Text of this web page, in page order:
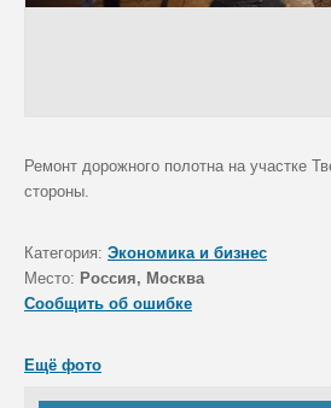
Ремонт дорожного полотна на участке
стороны.
Категория: Экономика и бизнес
Место: Россия, Москва
Сообщить об ошибке
Ещё фото